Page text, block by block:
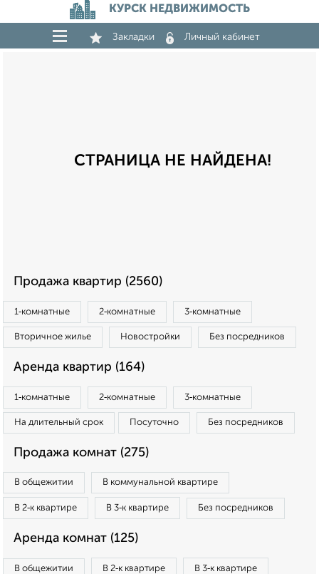
КУРСК НЕДВИЖИМОСТЬ
Закладки Личный кабинет
СТРАНИЦА НЕ НАЙДЕНА!
Продажа квартир (2560)
1‑комнатные 2‑комнатные 3‑комнатные
Вторичное жилье Новостройки Без посредников
Аренда квартир (164)
1‑комнатные 2‑комнатные 3‑комнатные
На длительный срок Посуточно Без посредников
Продажа комнат (275)
В общежитии В коммунальной квартире
В 2‑к квартире В 3‑к квартире Без посредников
Аренда комнат (125)
В общежитии В 2‑к квартире В 3‑к квартире